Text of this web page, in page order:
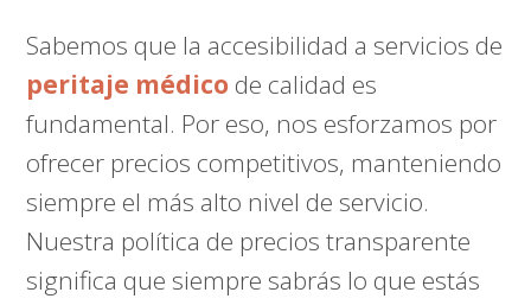
Sabemos que la accesibilidad a servicios de
peritaje médico de calidad es
fundamental. Por eso, nos esforzamos por
ofrecer precios competitivos, manteniendo
siempre el más alto nivel de servicio.
Nuestra política de precios transparente
significa que siempre sabrás lo que estás